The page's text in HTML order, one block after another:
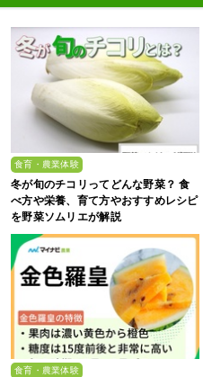
食育・農業体験
冬が旬のチコリってどんな野菜？ 食
べ方や栄養、育て方やおすすめレシピ
を野菜ソムリエが解説
食育・農業体験